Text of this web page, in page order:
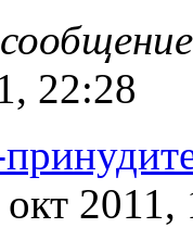
22:28
2011,